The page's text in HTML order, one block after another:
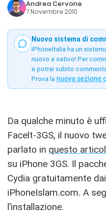
Andrea Cervone
7 Novembre 2010
Nuovo sistema di
iPhoneItalia ha un
nuovo e nativo! Per
e potrai subito
Prova la nuova sezione
Da qualche minuto è
Facelt-3GS, il nuovo
parlato in questo
su iPhone 3GS. Il
Cydia gratuitamente
iPhoneIslam.com. A
l’installazione.